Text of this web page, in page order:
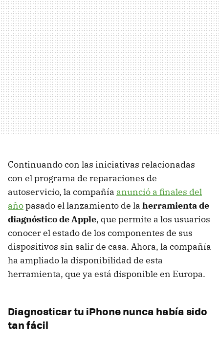
Continuando con las iniciativas relacionadas
con el programa de reparaciones de
autoservicio, la compañía anunció a finales del
añopasado el lanzamiento de la herramienta de
diagnóstico de Apple, que permite a los usuarios
conocer el estado de los componentes de sus
dispositivos sin salir de casa. Ahora, la compañía
ha ampliado la disponibilidad de esta
herramienta, que ya está disponible en Europa.
Diagnosticar tu iPhone nunca había sido
tan fácil